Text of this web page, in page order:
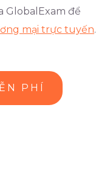
GlobalExam để
mại trực tuyến.
PHÍ